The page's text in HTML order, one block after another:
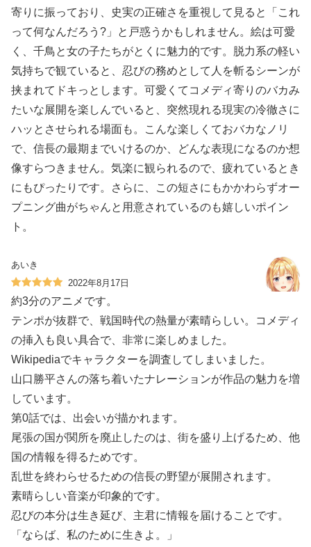
寄りに振っており、史実の正確さを重視して見ると「これ
って何なんだろう?」と戸惑うかもしれません。絵は可愛
く、千鳥と女の子たちがとくに魅力的です。脱力系の軽い
気持ちで観ていると、忍びの務めとして人を斬るシーンが
挟まれてドキっとします。可愛くてコメディ寄りのバカみ
たいな展開を楽しんでいると、突然現れる現実の冷徹さに
ハッとさせられる場面も。こんな楽しくておバカなノリ
で、信長の最期までいけるのか、どんな表現になるのか想
像すらつきません。気楽に観られるので、疲れているとき
にもぴったりです。さらに、この短さにもかかわらずオー
プニング曲がちゃんと用意されているのも嬉しいポイン
ト。
あいき
2022年8月17日
約3分のアニメです。
テンポが抜群で、戦国時代の熱量が素晴らしい。コメディ
の挿入も良い具合で、非常に楽しめました。
Wikipediaでキャラクターを調査してしまいました。
山口勝平さんの落ち着いたナレーションが作品の魅力を増
しています。
第0話では、出会いが描かれます。
尾張の国が関所を廃止したのは、街を盛り上げるため、他
国の情報を得るためです。
乱世を終わらせるための信長の野望が展開されます。
素晴らしい音楽が印象的です。
忍びの本分は生き延び、主君に情報を届けることです。
「ならば、私のために生きよ。」